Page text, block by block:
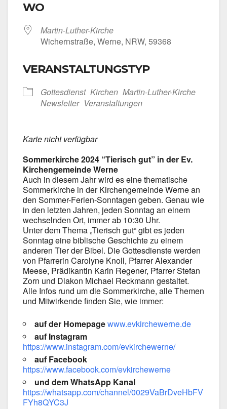
WO
Martin-Luther-Kirche
Wichern­stra­ße, Wer­ne, NRW, 59368
VERANSTALTUNGSTYP
Got­tes­dienst Kir­chen Martin-Luther-Kirche
News­let­ter Ver­an­stal­tun­gen
Kar­te nicht ver­füg­bar
Som­mer­kir­che 2024 “Tie­risch gut” in der Ev.
Kir­chen­ge­mein­de Wer­ne
Auch in die­sem Jahr wird es eine the­ma­ti­sche
Som­mer­kir­che in der Kir­chen­ge­mein­de Wer­ne an
den Sommer-Ferien-Sonntagen geben. Genau wie
in den letz­ten Jah­ren, jeden Sonn­tag an einem
wech­seln­den Ort, immer ab 10:30 Uhr.
Unter dem The­ma „Tie­risch gut“ gibt es jeden
Sonn­tag eine bibli­sche Geschich­te zu einem
ande­ren Tier der Bibel. Die Got­tes­diens­te wer­den
von Pfar­re­rin Caro­ly­ne Knoll, Pfar­rer Alex­an­der
Mee­se, Prä­di­kan­tin Karin Rege­ner, Pfar­rer Ste­fan
Zorn und Dia­kon Micha­el Reck­mann gestal­tet.
Alle Infos rund um die Som­mer­kir­che, alle The­men
und Mit­wir­ken­de fin­den Sie, wie immer:
auf der Home­pagewww.evkirchewerne.de
auf Insta­gram
https://www.instagram.com/evkirchewerne/
auf Face­book
https://www.facebook.com/evkirchewerne
und dem Whats­App Kanal
https://whatsapp.com/channel/0029VaBrDveHbFV
FYh8QYC3J